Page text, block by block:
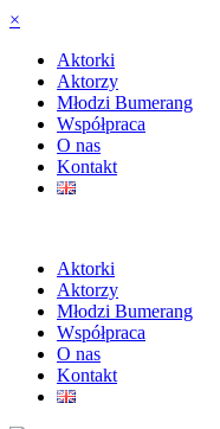
×
Aktorki
Aktorzy
Młodzi Bumerang
Współpraca
O nas
Kontakt
Aktorki
Aktorzy
Młodzi Bumerang
Współpraca
O nas
Kontakt